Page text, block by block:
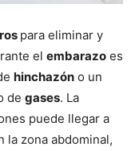
para eliminar y
el embarazo es
hinchazón o un
de gases. La
puede llegar a
la zona abdominal,